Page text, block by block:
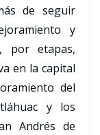
de seguir
y
por etapas,
en la capital
del
y los
Andrés de